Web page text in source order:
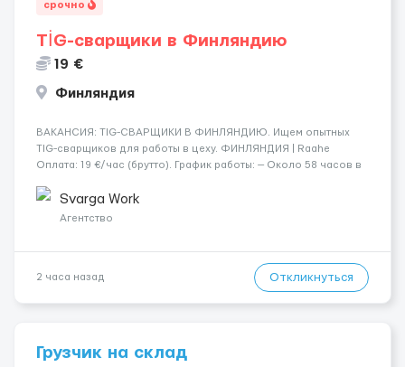
срочно
TİG-сварщики в Финляндию
19 €
Финляндия
​​ВАКАНСИЯ: TIG-СВАРЩИКИ В ФИНЛЯНДИЮ. Ищем опытных
TIG-сварщиков для работы в цеху. ФИНЛЯНДИЯ | Raahe
Оплата: 19 €/час (брутто). График работы: — Около 58 часов в
переработки. Дата начала: — Как можно скорее....
Svarga Work
Агентство
2 часа назад Откликнуться
Грузчик на склад